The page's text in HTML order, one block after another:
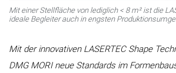
Mit einer Stellfläche von lediglich < 8 m² ist die
ideale Begleiter auch in engsten
Mit der innovativen LASERTEC Shape
DMG MORI neue Standards im